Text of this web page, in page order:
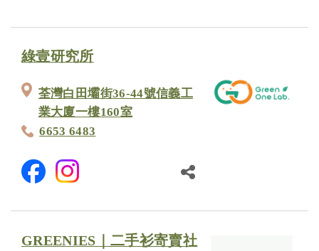
綠壹研究所
荃灣白田壩街36-44號信義工
業大廈一樓160室
6653 6483
GREENIES｜二手衫寄賣社